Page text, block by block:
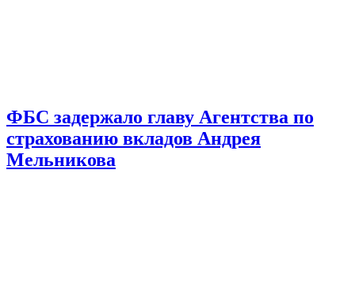
ФБС задержало главу Агентства по
страхованию вкладов Андрея
Мельникова